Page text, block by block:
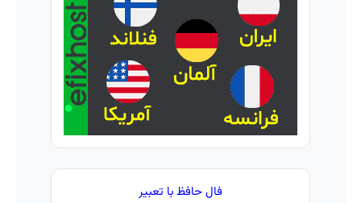
باور نداری
امتحانش
مجانیه
فال حافظ با تعبیر